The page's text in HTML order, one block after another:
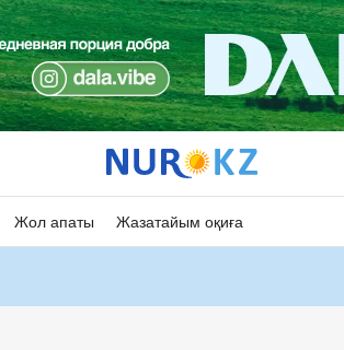
Жол апаты Жазатайым оқиға